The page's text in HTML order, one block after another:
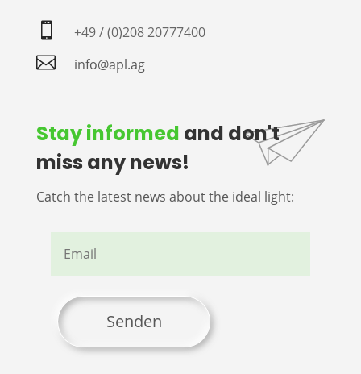
 +49 / (0)208 20777400
 info@apl.ag
Stay informed and don't
miss any news!
Catch the latest news about the ideal light:
Senden